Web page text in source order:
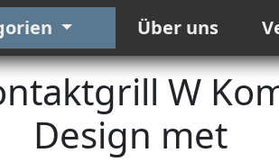
Über uns
W
Design met